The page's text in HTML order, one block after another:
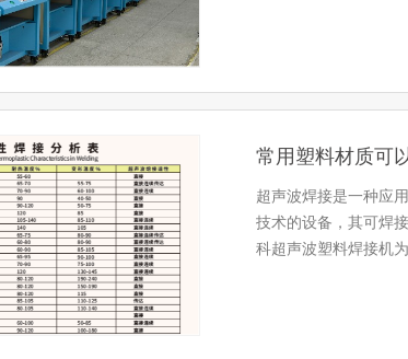
常用塑料材质可
超声波焊接是一种应
技术的设备，其可焊
科超声波塑料焊接机